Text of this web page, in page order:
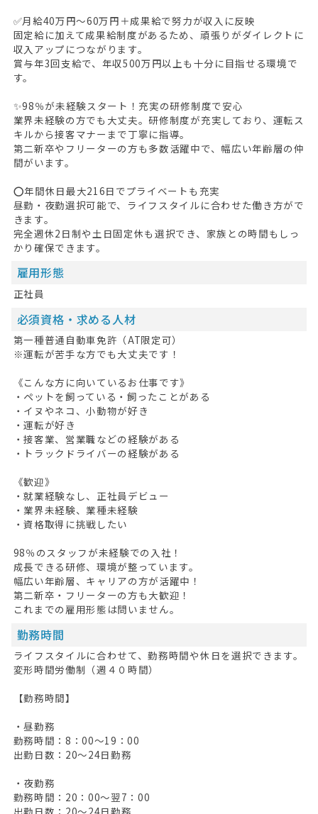
HOME
無料会員登録
キープした求人 0
✅月給40万円～60万円＋成果給で努力が収入に反映
固定給に加えて成果給制度があるため、頑張りがダイレクトに
収入アップにつながります。
賞与年3回支給で、年収500万円以上も十分に目指せる環境で
す。
✨98％が未経験スタート！充実の研修制度で安心
業界未経験の方でも大丈夫。研修制度が充実しており、運転ス
キルから接客マナーまで丁寧に指導。
第二新卒やフリーターの方も多数活躍中で、幅広い年齢層の仲
間がいます。
⭕年間休日最大216日でプライベートも充実
昼勤・夜勤選択可能で、ライフスタイルに合わせた働き方がで
きます。
完全週休2日制や土日固定休も選択でき、家族との時間もしっ
かり確保できます。
雇用形態
正社員
必須資格・求める人材
第一種普通自動車免許（AT限定可）
※運転が苦手な方でも大丈夫です！
《こんな方に向いているお仕事です》
・ペットを飼っている・飼ったことがある
・イヌやネコ、小動物が好き
・運転が好き
・接客業、営業職などの経験がある
・トラックドライバーの経験がある
《歓迎》
・就業経験なし、正社員デビュー
・業界未経験、業種未経験
・資格取得に挑戦したい
98％のスタッフが未経験での入社！
成長できる研修、環境が整っています。
幅広い年齢層、キャリアの方が活躍中！
第二新卒・フリーターの方も大歓迎！
これまでの雇用形態は問いません。
勤務時間
ライフスタイルに合わせて、勤務時間や休日を選択できます。
変形時間労働制（週４０時間）
【勤務時間】
・昼勤務
勤務時間：8：00～19：00
出勤日数：20～24日勤務
・夜勤務
勤務時間：20：00～翌7：00